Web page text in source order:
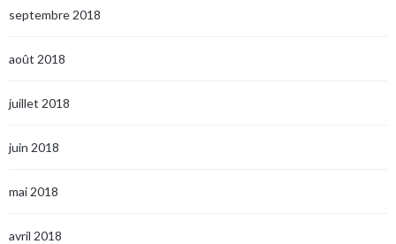
septembre 2018
août 2018
juillet 2018
juin 2018
mai 2018
avril 2018